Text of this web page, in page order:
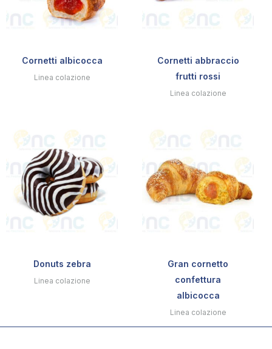
Cornetti albicocca
Linea colazione
Cornetti abbraccio
frutti rossi
Linea colazione
Donuts zebra
Linea colazione
Gran cornetto
confettura
albicocca
Linea colazione